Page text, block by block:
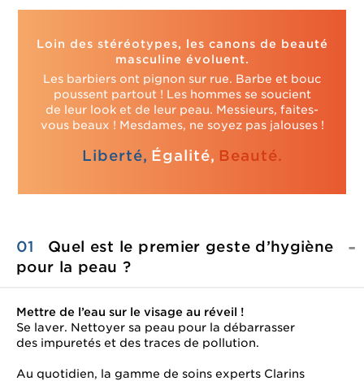
Loin des stéréotypes, les canons de beauté
masculine évoluent.
Les barbiers ont pignon sur rue. Barbe et bouc
poussent partout ! Les hommes se soucient
de leur look et de leur peau. Messieurs, faites-
vous beaux ! Mesdames, ne soyez pas jalouses !
Liberté, Égalité, Beauté.
01
Quel est le premier geste d’hygiène
pour la peau ?
Mettre de l’eau sur le visage au réveil !
Se laver. Nettoyer sa peau pour la débarrasser
des impuretés et des traces de pollution.
Au quotidien, la gamme de soins experts Clarins